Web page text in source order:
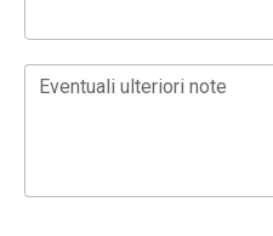
Eventuali ulteriori note